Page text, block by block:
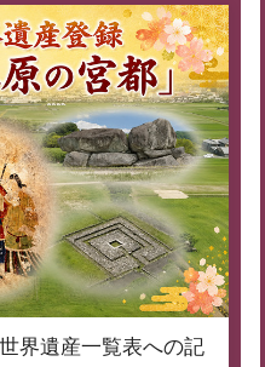
界遺産一覧表への記